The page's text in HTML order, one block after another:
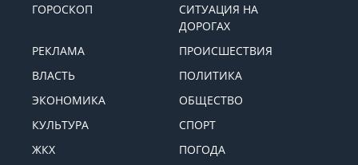
ГОРОСКОП
СИТУАЦИЯ НА
ДОРОГАХ
РЕКЛАМА
ПРОИСШЕСТВИЯ
ВЛАСТЬ
ПОЛИТИКА
ЭКОНОМИКА
ОБЩЕСТВО
КУЛЬТУРА
СПОРТ
ЖКХ
ПОГОДА